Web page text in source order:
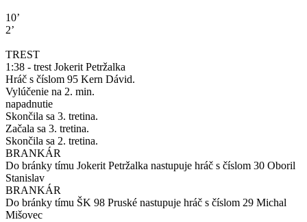
10’
2’
TREST
1:38 - trest Jokerit Petržalka
Hráč s číslom 95 Kern Dávid.
Vylúčenie na 2. min.
napadnutie
Skončila sa 3. tretina.
Začala sa 3. tretina.
Skončila sa 2. tretina.
BRANKÁR
Do bránky tímu Jokerit Petržalka nastupuje hráč s číslom 30 Oboril
Stanislav
BRANKÁR
Do bránky tímu ŠK 98 Pruské nastupuje hráč s číslom 29 Michal
Mišovec